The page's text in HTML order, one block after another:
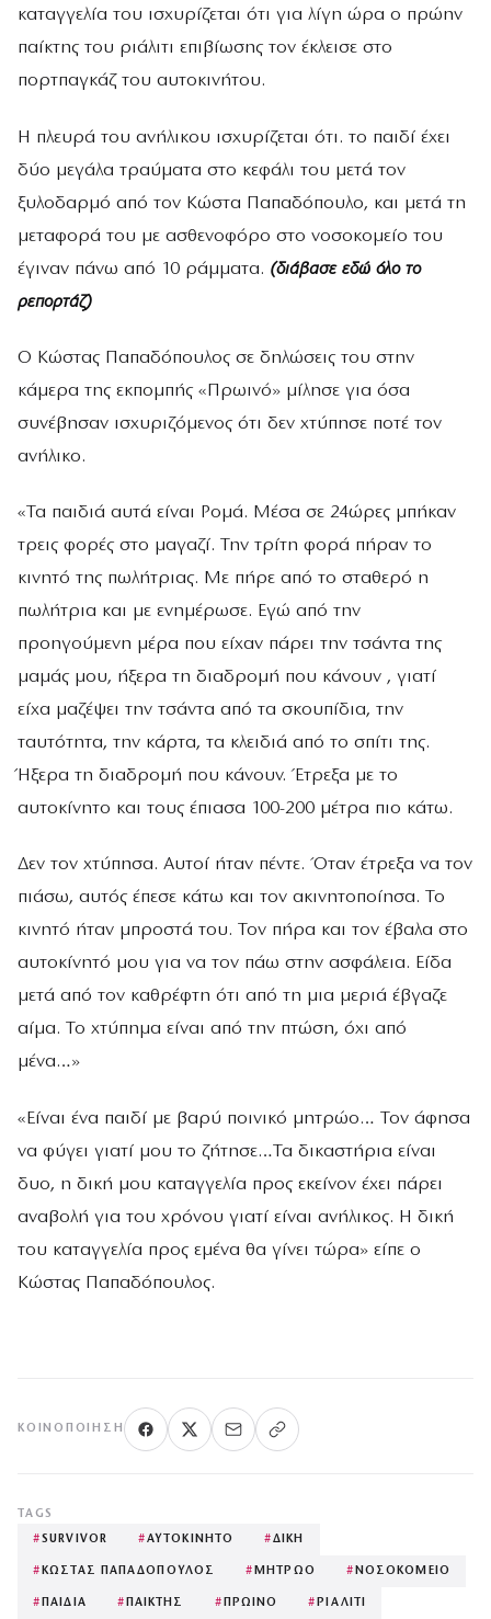
καταγγελία του ισχυρίζεται ότι για λίγη ώρα ο πρώην
παίκτης του ριάλιτι επιβίωσης τον έκλεισε στο
πορτπαγκάζ του αυτοκινήτου.
Η πλευρά του ανήλικου ισχυρίζεται ότι. το παιδί έχει
δύο μεγάλα τραύματα στο κεφάλι του μετά τον
ξυλοδαρμό από τον Κώστα Παπαδόπουλο, και μετά τη
μεταφορά του με ασθενοφόρο στο νοσοκομείο του
έγιναν πάνω από 10 ράμματα. (διάβασε εδώ όλο το
ρεπορτάζ)
Ο Κώστας Παπαδόπουλος σε δηλώσεις του στην
κάμερα της εκπομπής «Πρωινό» μίλησε για όσα
συνέβησαν ισχυριζόμενος ότι δεν χτύπησε ποτέ τον
ανήλικο.
«Τα παιδιά αυτά είναι Ρομά. Μέσα σε 24ώρες μπήκαν
τρεις φορές στο μαγαζί. Την τρίτη φορά πήραν το
κινητό της πωλήτριας. Με πήρε από το σταθερό η
πωλήτρια και με ενημέρωσε. Εγώ από την
προηγούμενη μέρα που είχαν πάρει την τσάντα της
μαμάς μου, ήξερα τη διαδρομή που κάνουν , γιατί
είχα μαζέψει την τσάντα από τα σκουπίδια, την
ταυτότητα, την κάρτα, τα κλειδιά από το σπίτι της.
Ήξερα τη διαδρομή που κάνουν. Έτρεξα με το
αυτοκίνητο και τους έπιασα 100-200 μέτρα πιο κάτω.
Δεν τον χτύπησα. Αυτοί ήταν πέντε. Όταν έτρεξα να τον
πιάσω, αυτός έπεσε κάτω και τον ακινητοποίησα. Το
κινητό ήταν μπροστά του. Τον πήρα και τον έβαλα στο
αυτοκίνητό μου για να τον πάω στην ασφάλεια. Είδα
μετά από τον καθρέφτη ότι από τη μια μεριά έβγαζε
αίμα. Το χτύπημα είναι από την πτώση, όχι από
μένα…»
«Είναι ένα παιδί με βαρύ ποινικό μητρώο… Τον άφησα
να φύγει γιατί μου το ζήτησε…Τα δικαστήρια είναι
δυο, η δική μου καταγγελία προς εκείνον έχει πάρει
αναβολή για του χρόνου γιατί είναι ανήλικος. Η δική
του καταγγελία προς εμένα θα γίνει τώρα» είπε ο
Κώστας Παπαδόπουλος.
ΚΟΙΝΟΠΟΊΗΣΗ
TAGS
#SURVIVOR #ΑΥΤΟΚΙΝΗΤΟ #ΔΙΚΗ
# ΚΩΣΤΑΣ ΠΑΠΑΔΟΠΟΥΛΟΣ # ΜΗΤΡΩΟ # ΝΟΣΟΚΟΜΕΙΟ
# ΠΑΙΔΙΑ # ΠΑΙΚΤΗΣ # ΠΡΩΙΝΟ # ΡΙΑΛΙΤΙ